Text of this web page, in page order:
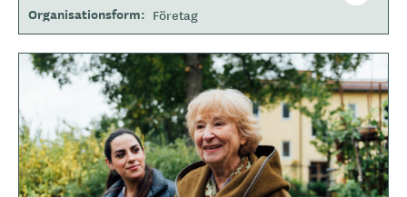
Organisationsform Företag
d
e
r